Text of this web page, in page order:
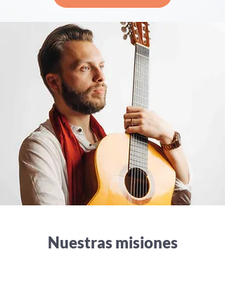
Nuestras misiones